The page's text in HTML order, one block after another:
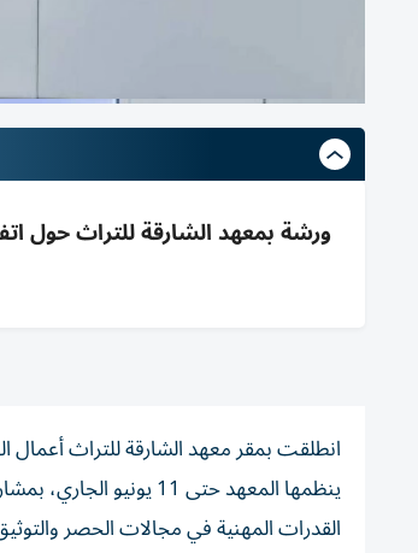
ينظمها المعهد حتى
القدرات المهنية في مجالات الحصر